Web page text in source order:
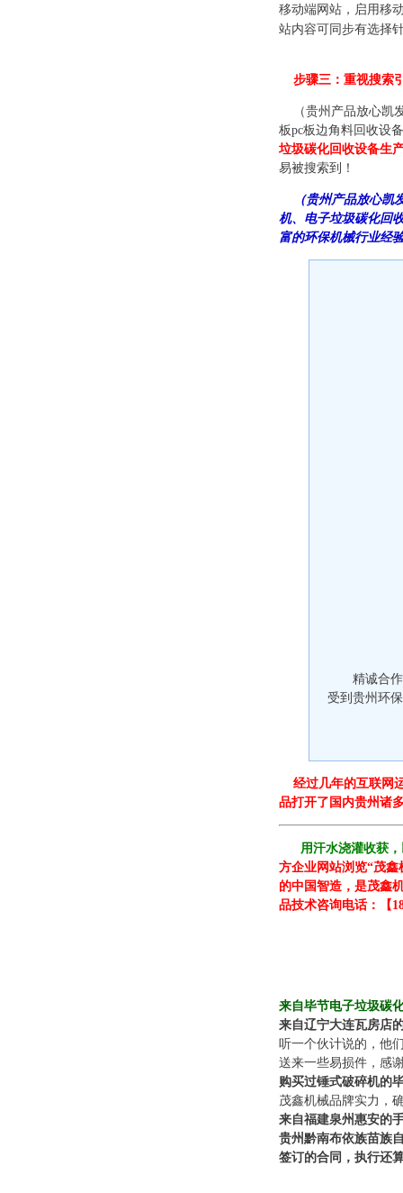
移动端网站，启用移
站内容可同步有选择
步骤三： 重视搜索
（贵州产品放心凯
板pc板边角料回收设
垃圾碳化回收设备生
易被搜索到！
（贵州产品放心
机、电子垃圾碳化回
富的环保机械行业经
精诚合
受到贵州环
经过几年的互联网
品打开了国内贵州诸
用汗水浇灌收获
方企业网站浏览“茂
的中国智造，是茂鑫
品技术咨询电话：【
来自毕节电子垃圾碳
来自辽宁大连瓦房店
听一个伙计说的，他
送来一些易损件，感
购买过锤式破碎机的
茂鑫机械品牌实力，
来自福建泉州惠安的
贵州黔南布依族苗族
签订的合同，执行还